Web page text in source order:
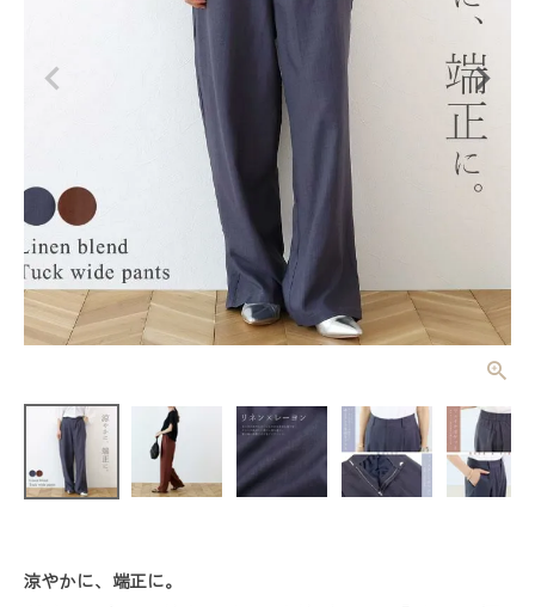
リネンブレン
ドタックワイ
可/ma3】
涼やかに、端正に。